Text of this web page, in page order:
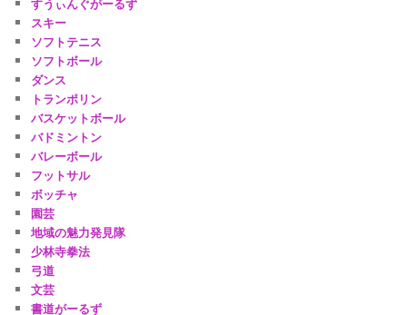
スキー
ソフトテニス
ソフトボール
ダンス
トランポリン
バスケットボール
バドミントン
バレーボール
フットサル
ボッチャ
園芸
地域の魅力発見隊
少林寺拳法
弓道
文芸
書道がーるず